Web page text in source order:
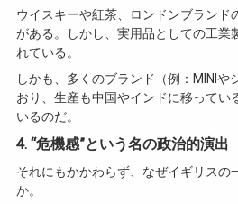
ウイスキーや紅茶、ロンドンブラン
がある。しかし、実用品としての工業
れている。
しかも、多くのブランド（例：MINI
おり、生産も中国やインドに移って
いるのだ。
4. “危機感”という名の政治的演出
それにもかかわらず、なぜイギリス
か。